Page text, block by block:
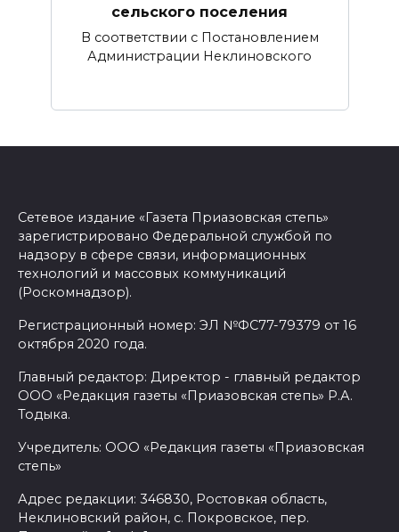
сельского поселения
В соответствии с Постановлением
Администрации Неклиновского
Сетевое издание «Газета Приазовская степь»
зарегистрировано Федеральной службой по
надзору в сфере связи, информационных
технологий и массовых коммуникаций
(Роскомнадзор).
Регистрационный номер: ЭЛ №ФС77-79379 от 16
октября 2020 года.
Главный редактор: Директор - главный редактор
ООО «Редакция газеты «Приазовская степь» Р.А.
Тодыка.
Учредитель: ООО «Редакция газеты «Приазовская
степь»
Адрес редакции: 346830, Ростовкая область,
Неклиновский район, с. Покровское, пер.